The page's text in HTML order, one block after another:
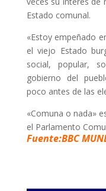
Estado comunal.
«Estoy empeñado
el viejo Estado
social, popular,
gobierno del
poco antes de las
«Comuna o nada»
el Parlamento
Fuente:BBC